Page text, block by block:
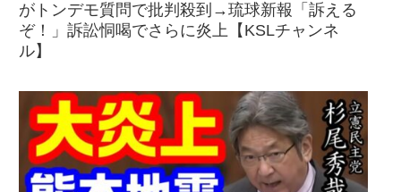
がトンデモ質問で批判殺到→琉球新報「訴える
ぞ！」訴訟恫喝でさらに炎上【KSLチャンネ
ル】